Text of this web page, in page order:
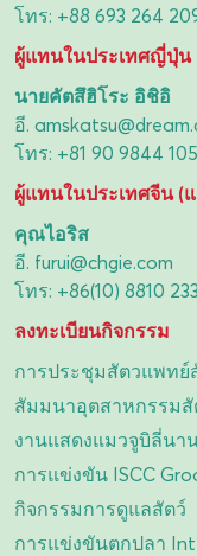
โทร: +88 693 264
ผู้แทนในประเทศญี่ปุ่น
นายคัตสึฮิโระ อิชิอิ
อี.
โทร: +81 90 9844
ผู้แทนในประเทศจีน (
คุณไอริส
อี. furui@chgie.com
โทร: +86(10) 8810
ลงทะเบียนกิจกรรม
การประชุมสัตวแพทย์
สัมมนาอุตสาหกรรมสั
งานแสดงแมวจูบิลี่นา
การแข่งขัน ISCC
กิจกรรมการดูแลสัตว์
การแข่งขันตกปลา